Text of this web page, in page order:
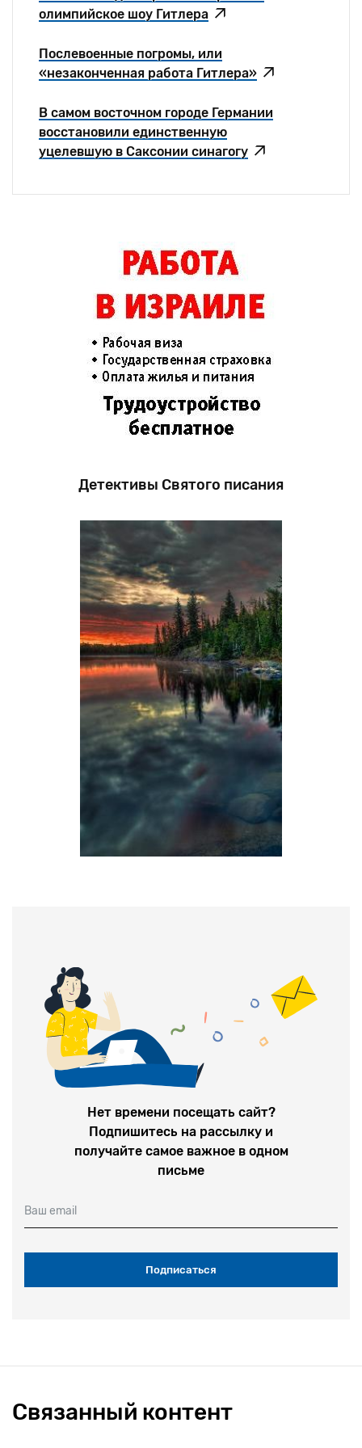
олимпийское шоу Гитлера
Послевоенные погромы, или
«незаконченная работа Гитлера»
В самом восточном городе Германии
восстановили единственную
уцелевшую в Саксонии синагогу
Детективы Святого писания
Нет времени посещать сайт?
Подпишитесь на рассылку и
получайте самое важное в одном
письме
Ваш email
Связанный контент